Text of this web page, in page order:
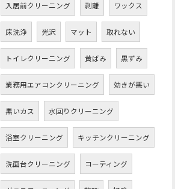
入居前クリーニング 剥離 ワックス
床洗浄 光沢 マット 取れない
トイレクリーニング 黄ばみ 黒ずみ
業務用エアコンクリーニング 効きが悪い
黒いカス 水回りクリーニング
浴室クリーニング キッチンクリーニング
洗面台クリーニング コーティング